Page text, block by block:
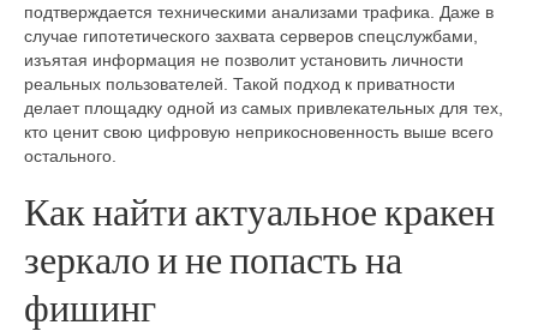
подтверждается техническими анализами трафика. Даже в
случае гипотетического захвата серверов спецслужбами,
изъятая информация не позволит установить личности
реальных пользователей. Такой подход к приватности
делает площадку одной из самых привлекательных для тех,
кто ценит свою цифровую неприкосновенность выше всего
остального.
Как найти актуальное кракен
зеркало и не попасть на
фишинг